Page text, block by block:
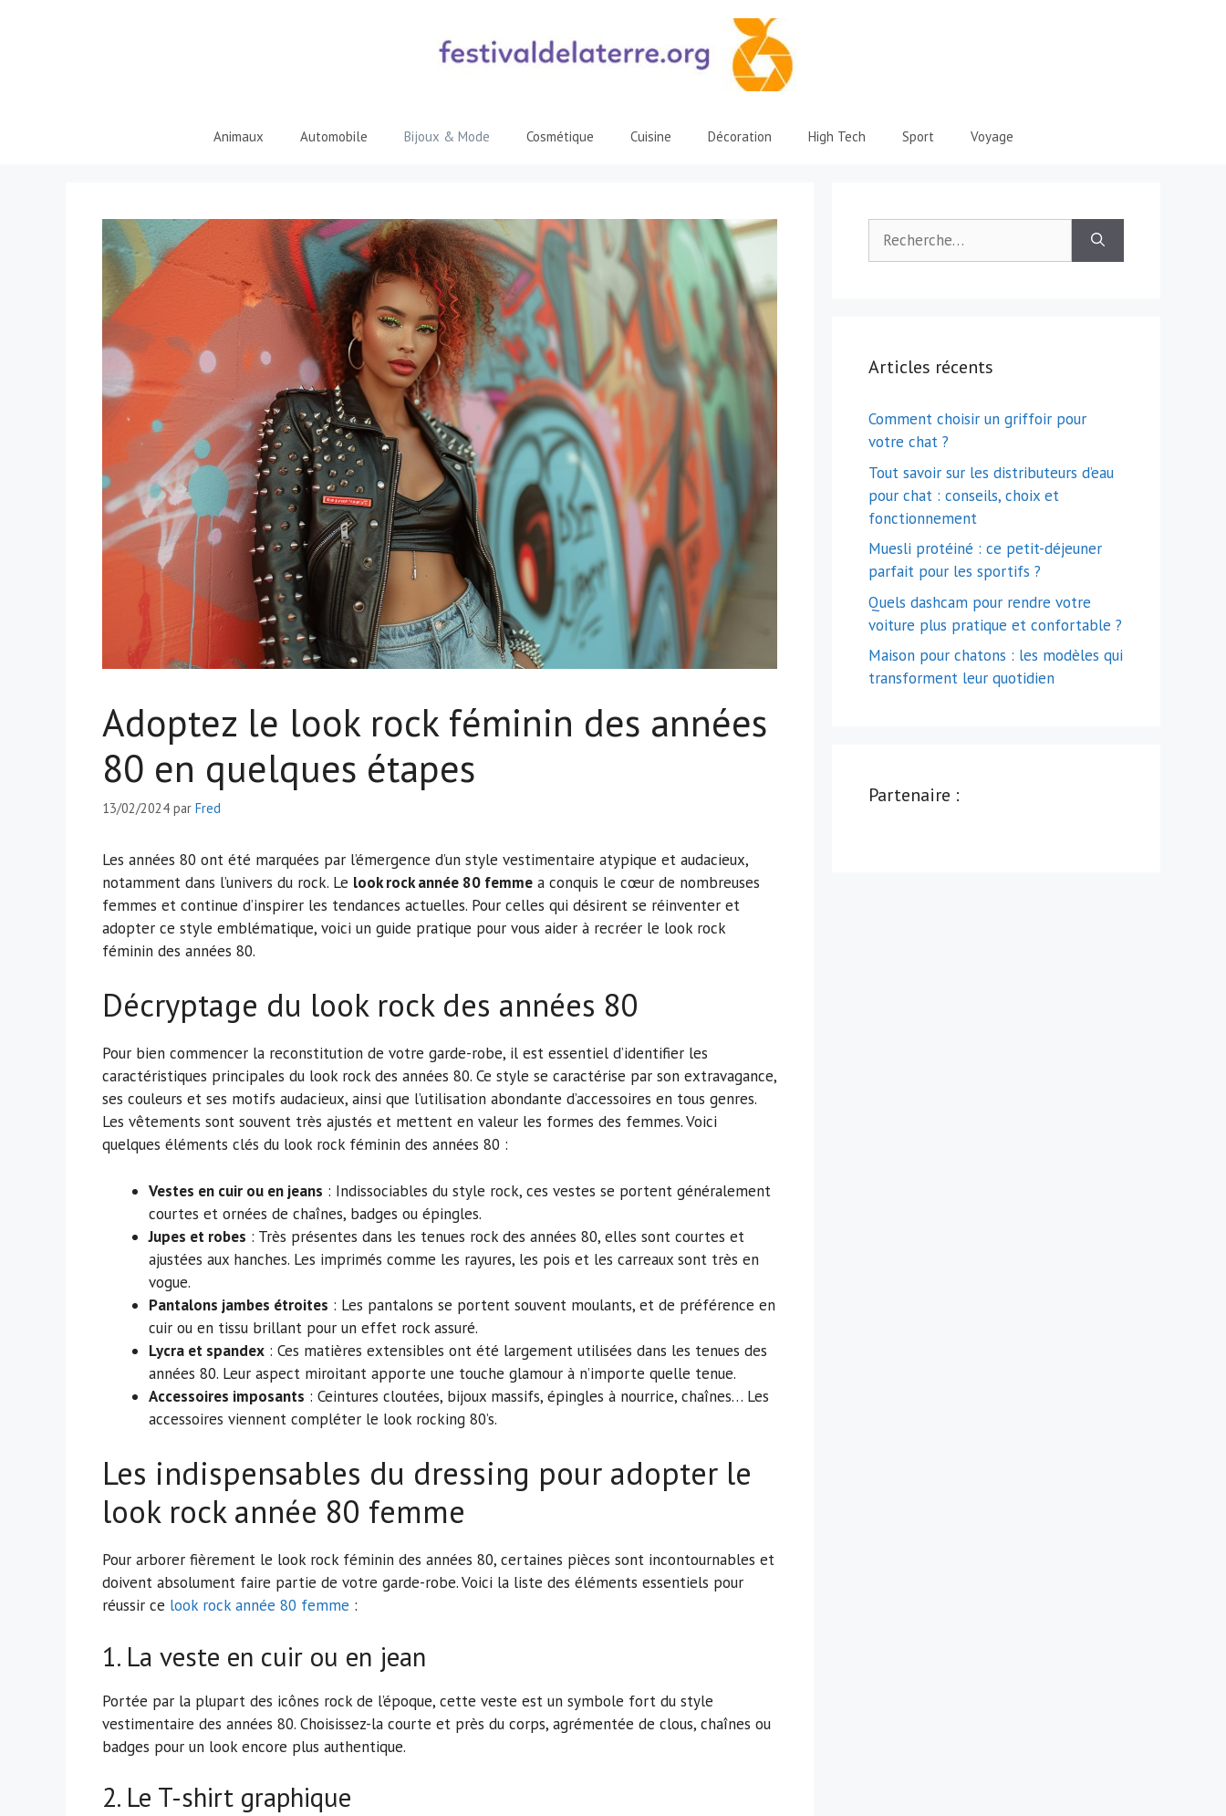
Animaux Automobile Bijoux & Mode Cosmétique Cuisine Décoration High Tech Sport Voyage
Adoptez le look rock féminin des années
80 en quelques étapes
13/02/2024 par Fred
Les années 80 ont été marquées par l’émergence d’un style vestimentaire atypique et audacieux,
notamment dans l’univers du rock. Le look rock année 80 femme a conquis le cœur de nombreuses
femmes et continue d’inspirer les tendances actuelles. Pour celles qui désirent se réinventer et
adopter ce style emblématique, voici un guide pratique pour vous aider à recréer le look rock
féminin des années 80.
Décryptage du look rock des années 80
Pour bien commencer la reconstitution de votre garde-robe, il est essentiel d’identifier les
caractéristiques principales du look rock des années 80. Ce style se caractérise par son extravagance,
ses couleurs et ses motifs audacieux, ainsi que l’utilisation abondante d’accessoires en tous genres.
Les vêtements sont souvent très ajustés et mettent en valeur les formes des femmes. Voici
quelques éléments clés du look rock féminin des années 80 :
Vestes en cuir ou en jeans : Indissociables du style rock, ces vestes se portent généralement
courtes et ornées de chaînes, badges ou épingles.
Jupes et robes : Très présentes dans les tenues rock des années 80, elles sont courtes et
ajustées aux hanches. Les imprimés comme les rayures, les pois et les carreaux sont très en
vogue.
Pantalons jambes étroites : Les pantalons se portent souvent moulants, et de préférence en
cuir ou en tissu brillant pour un effet rock assuré.
Lycra et spandex : Ces matières extensibles ont été largement utilisées dans les tenues des
années 80. Leur aspect miroitant apporte une touche glamour à n’importe quelle tenue.
Accessoires imposants : Ceintures cloutées, bijoux massifs, épingles à nourrice, chaînes… Les
accessoires viennent compléter le look rocking 80’s.
Les indispensables du dressing pour adopter le
look rock année 80 femme
Pour arborer fièrement le look rock féminin des années 80, certaines pièces sont incontournables et
doivent absolument faire partie de votre garde-robe. Voici la liste des éléments essentiels pour
réussir ce look rock année 80 femme :
1. La veste en cuir ou en jean
Portée par la plupart des icônes rock de l’époque, cette veste est un symbole fort du style
vestimentaire des années 80. Choisissez-la courte et près du corps, agrémentée de clous, chaînes ou
badges pour un look encore plus authentique.
2. Le T-shirt graphique
Articles récents
Comment choisir un griffoir pour
votre chat ?
Tout savoir sur les distributeurs d’eau
pour chat : conseils, choix et
fonctionnement
Muesli protéiné : ce petit-déjeuner
parfait pour les sportifs ?
Quels dashcam pour rendre votre
voiture plus pratique et confortable ?
Maison pour chatons : les modèles qui
transforment leur quotidien
Partenaire :